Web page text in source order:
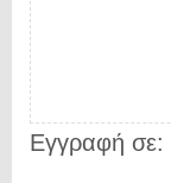
Εγγραφή σε: